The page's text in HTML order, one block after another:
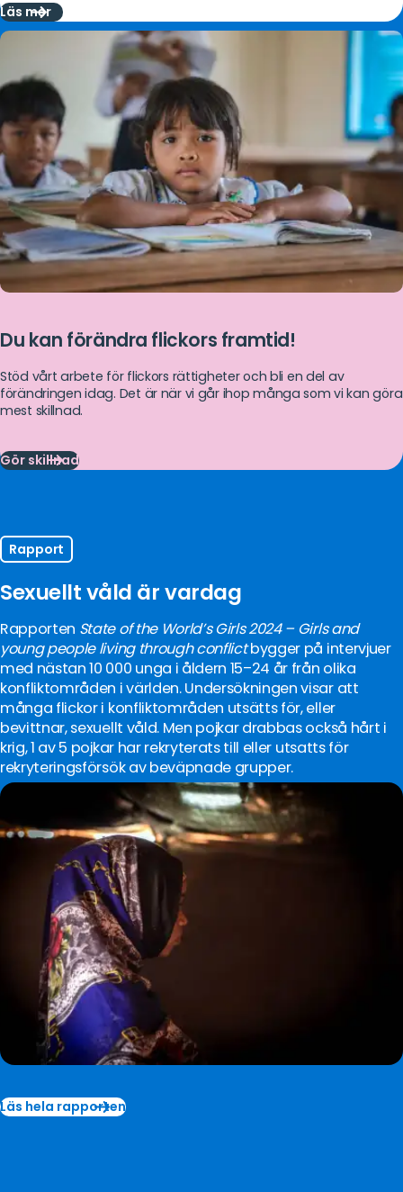
Läs mer Läs
mer
Du kan förändra flickors framtid!
Stöd vårt arbete för flickors rättigheter och bli en del av
förändringen idag. Det är när vi går ihop många som vi kan göra
mest skillnad.
Gör skillnad
Rapport
Sexuellt våld är vardag
Rapporten State of the World’s Girls 2024 – Girls and
young people living through conflictbygger på intervjuer
med nästan 10 000 unga i åldern 15–24 år från olika
konfliktområden i världen. Undersökningen visar att
många flickor i konfliktområden utsätts för, eller
bevittnar, sexuellt våld. Men pojkar drabbas också hårt i
krig, 1 av 5 pojkar har rekryterats till eller utsatts för
rekryteringsförsök av beväpnade grupper.
Läs hela rapporten